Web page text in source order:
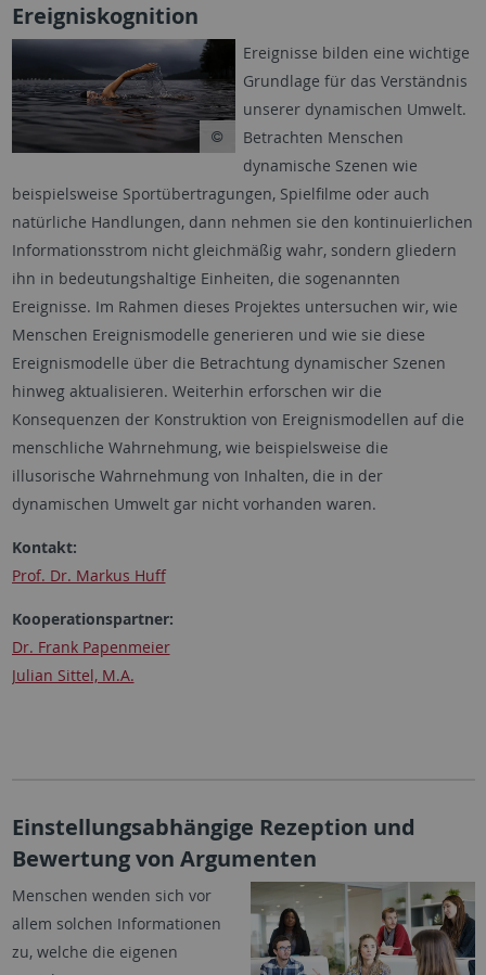
Ereigniskognition
Ereignisse bilden eine wichtige
Grundlage für das Verständnis
unserer dynamischen Umwelt.
Betrachten Menschen
dynamische Szenen wie
beispielsweise Sportübertragungen, Spielfilme oder auch
natürliche Handlungen, dann nehmen sie den kontinuierlichen
Informationsstrom nicht gleichmäßig wahr, sondern gliedern
ihn in bedeutungshaltige Einheiten, die sogenannten
Ereignisse. Im Rahmen dieses Projektes untersuchen wir, wie
Menschen Ereignismodelle generieren und wie sie diese
Ereignismodelle über die Betrachtung dynamischer Szenen
hinweg aktualisieren. Weiterhin erforschen wir die
Konsequenzen der Konstruktion von Ereignismodellen auf die
menschliche Wahrnehmung, wie beispielsweise die
illusorische Wahrnehmung von Inhalten, die in der
dynamischen Umwelt gar nicht vorhanden waren.
Kontakt:
Prof. Dr. Markus Huff
Kooperationspartner:
Dr. Frank Papenmeier
Julian Sittel, M.A.
Einstellungsabhängige Rezeption und
Bewertung von Argumenten
Menschen wenden sich vor
allem solchen Informationen
zu, welche die eigenen